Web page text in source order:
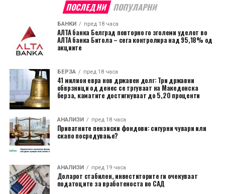
ПОСЛЕДНИ ПОПУЛАРНИ
БАНКИ пред 18 часа
АЛТА банка Белград повторно го зголеми уделот во
АЛТА банка Битола – сега контролира над 95,18% од
акциите
БЕРЗА пред 18 часа
41 милион евра нов државен долг: Три државни
обврзници од денес се тргуваат на Македонска
берза, каматите достигнуваат до 5,20 проценти
АНАЛИЗИ пред 18 часа
Приватните пензиски фондови: сигурни чувари или
скапо посредување?
АНАЛИЗИ пред 19 часа
Доларот стабилен, инвеститорите ги очекуваат
податоците за вработеноста во САД